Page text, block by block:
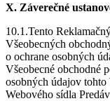
X. Záverečné
10.1.Tento
Všeobecných
o ochrane osobných
Všeobecné obchodné
osobných údajov tohto
Webového sídla